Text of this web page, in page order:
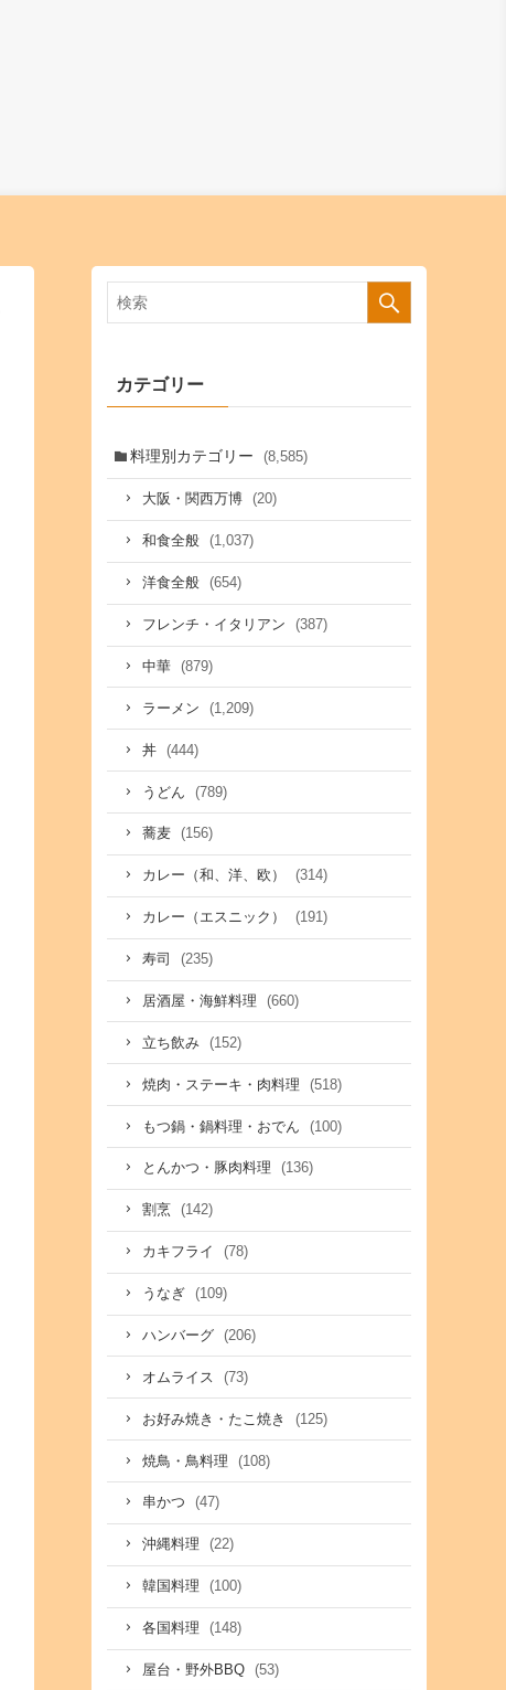
カテゴリー
料理別カテゴリー (8,585)
大阪・関西万博 (20)
和食全般 (1,037)
洋食全般 (654)
フレンチ・イタリアン (387)
中華 (879)
ラーメン (1,209)
丼 (444)
うどん (789)
蕎麦 (156)
カレー（和、洋、欧） (314)
カレー（エスニック） (191)
寿司 (235)
居酒屋・海鮮料理 (660)
立ち飲み (152)
焼肉・ステーキ・肉料理 (518)
もつ鍋・鍋料理・おでん (100)
とんかつ・豚肉料理 (136)
割烹 (142)
カキフライ (78)
うなぎ (109)
ハンバーグ (206)
オムライス (73)
お好み焼き・たこ焼き (125)
焼鳥・鳥料理 (108)
串かつ (47)
沖縄料理 (22)
韓国料理 (100)
各国料理 (148)
屋台・野外BBQ (53)